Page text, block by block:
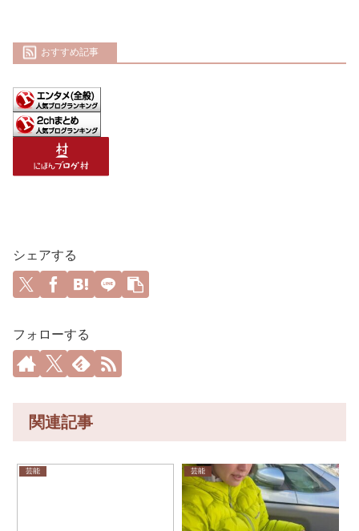
おすすめ記事
シェアする
フォローする
関連記事
芸能 芸能